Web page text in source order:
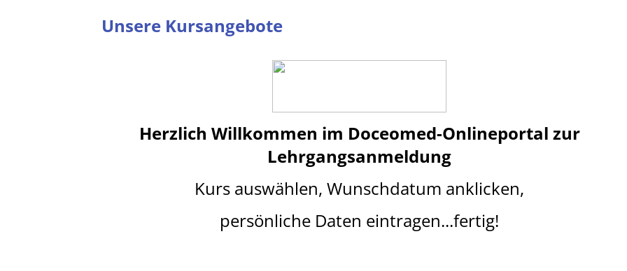
Unsere Kursangebote
Herzlich Willkommen im Doceomed-Onlineportal zur
Lehrgangsanmeldung
Kurs auswählen, Wunschdatum anklicken,
persönliche Daten eintragen...fertig!